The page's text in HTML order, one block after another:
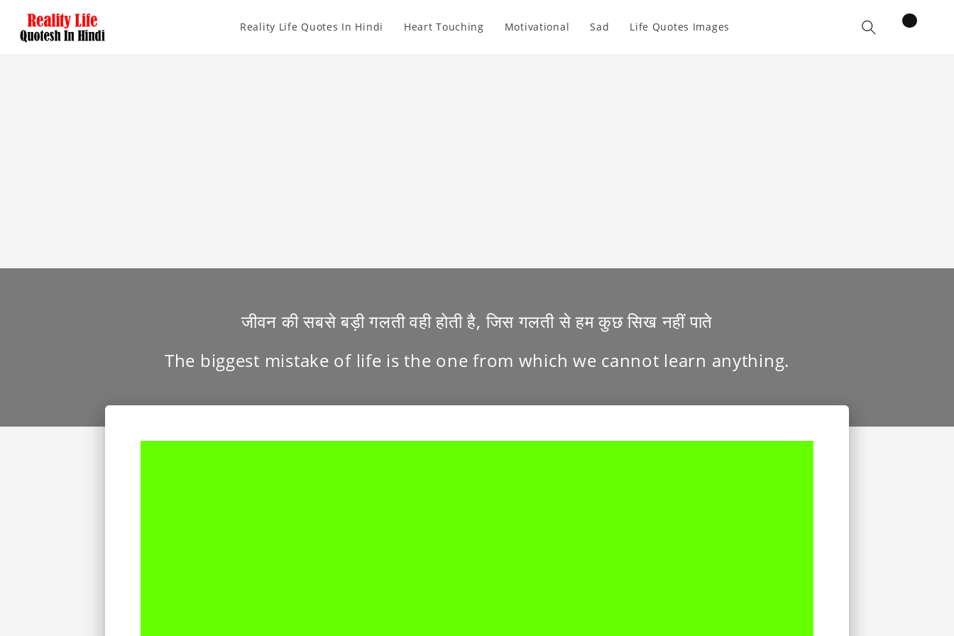
Reality Life Quotes In Hindi Heart Touching Motivational Sad Life Quotes Images Cart
items
जीवन की सबसे बड़ी गलती वही होती है, जिस गलती से हम कुछ सिख नहीं पाते
The biggest mistake of life is the one from which we cannot learn anything.